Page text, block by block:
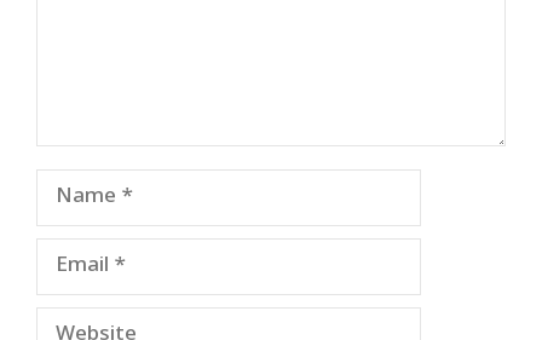
Name
Email
Website